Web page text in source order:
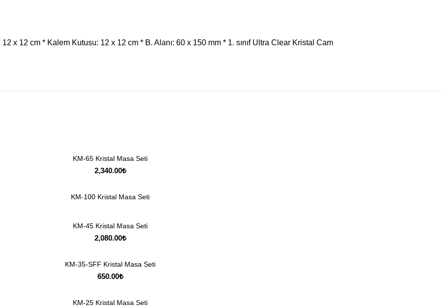
x 12 cm * Kalem Kutusu: 12 x 12 cm * B. Alanı: 60 x 150 mm * 1. sınıf Ultra Clear Kristal Cam
KM-65 Kristal Masa Seti
2,340.00₺
KM-100 Kristal Masa Seti
KM-45 Kristal Masa Seti
2,080.00₺
KM-35-SFF Kristal Masa Seti
650.00₺
KM-25 Kristal Masa Seti